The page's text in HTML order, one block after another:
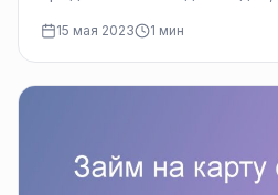
15 мая 2023 1 мин